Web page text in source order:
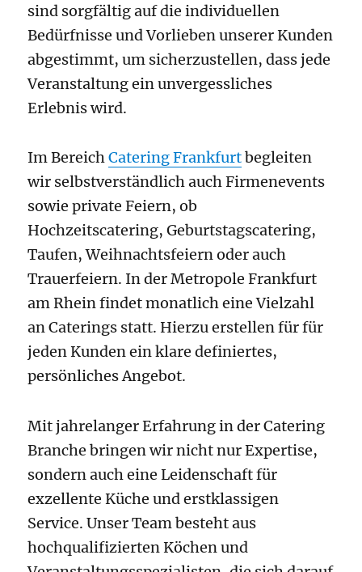
sind sorgfältig auf die individuellen
Bedürfnisse und Vorlieben unserer Kunden
abgestimmt, um sicherzustellen, dass jede
Veranstaltung ein unvergessliches
Erlebnis wird.
Im BereichCatering Frankfurtbegleiten
wir selbstverständlich auch Firmenevents
sowie private Feiern, ob
Hochzeitscatering, Geburtstagscatering,
Taufen, Weihnachtsfeiern oder auch
Trauerfeiern. In der Metropole Frankfurt
am Rhein findet monatlich eine Vielzahl
an Caterings statt. Hierzu erstellen für für
jeden Kunden ein klare definiertes,
persönliches Angebot.
Mit jahrelanger Erfahrung in der Catering
Branche bringen wir nicht nur Expertise,
sondern auch eine Leidenschaft für
exzellente Küche und erstklassigen
Service. Unser Team besteht aus
hochqualifizierten Köchen und